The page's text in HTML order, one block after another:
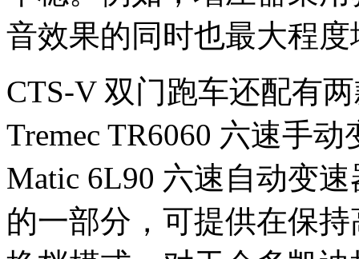
音效果的同时也最大程
CTS-V 双门跑车还配有
Tremec TR6060 六速手
Matic 6L90 六速自动变
的一部分，可提供在保